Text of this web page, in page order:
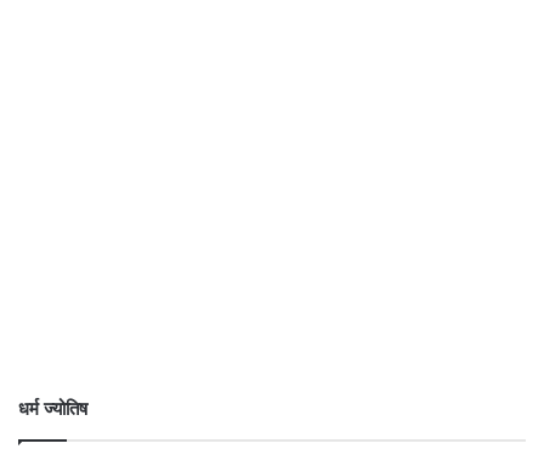
धर्म ज्योतिष